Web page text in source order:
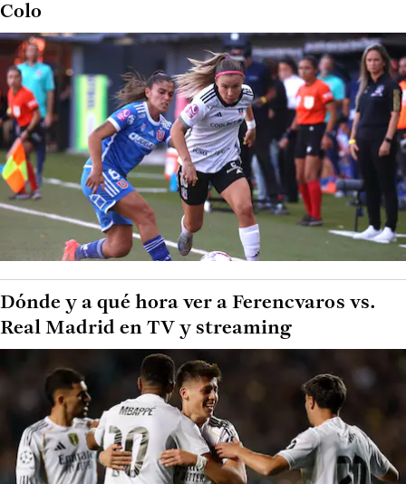
Colo
Dónde y a qué hora ver a Ferencvaros vs.
Real Madrid en TV y streaming